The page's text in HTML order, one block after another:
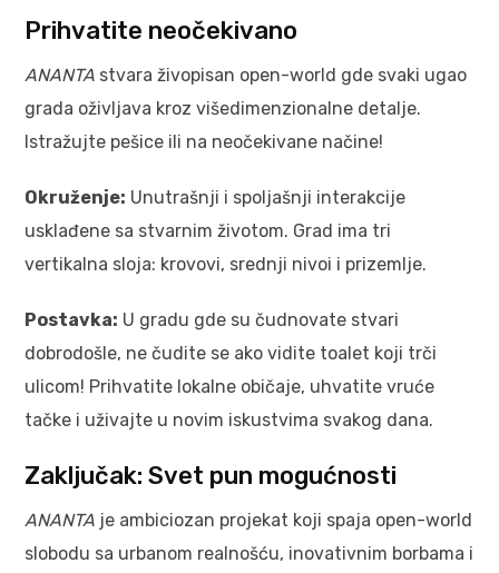
Prihvatite neočekivano
ANANTA stvara živopisan open-world gde svaki ugao
grada oživljava kroz višedimenzionalne detalje.
Istražujte pešice ili na neočekivane načine!
Okruženje: Unutrašnji i spoljašnji interakcije
usklađene sa stvarnim životom. Grad ima tri
vertikalna sloja: krovovi, srednji nivoi i prizemlje.
Postavka: U gradu gde su čudnovate stvari
dobrodošle, ne čudite se ako vidite toalet koji trči
ulicom! Prihvatite lokalne običaje, uhvatite vruće
tačke i uživajte u novim iskustvima svakog dana.
Zaključak: Svet pun mogućnosti
ANANTA je ambiciozan projekat koji spaja open-world
slobodu sa urbanom realnošću, inovativnim borbama i